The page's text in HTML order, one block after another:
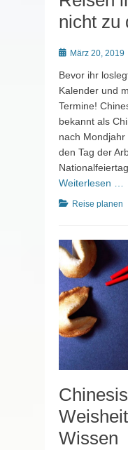
nicht zu
PostedMärz 20, 2019
Bevor ihr
Kalender und
Termine!
bekannt als
nach
den Tag der
Weiterlesen …
Kategorien
Reise planen
Wissen